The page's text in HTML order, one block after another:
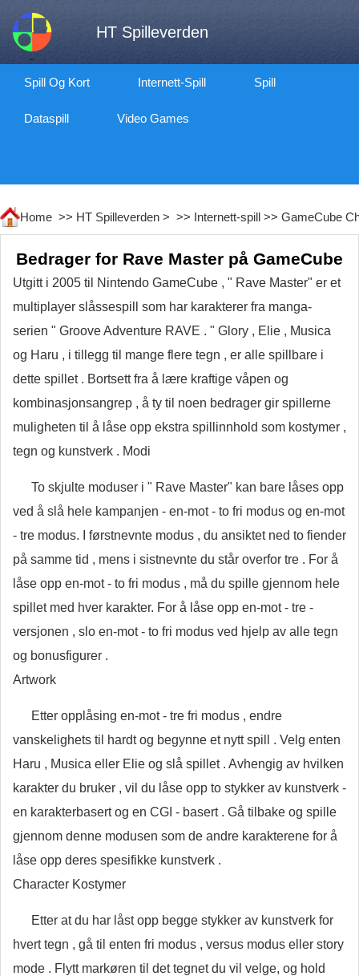
HT Spilleverden
Spill Og Kort Internett-Spill Spill
Dataspill Video Games
Home >> HT Spilleverden > >> Internett-spill >> GameCube
Bedrager for Rave Master på GameCube
Utgitt i 2005 til Nintendo GameCube , " Rave Master" er et
multiplayer slåssespill som har karakterer fra manga-
serien " Groove Adventure RAVE . " Glory , Elie , Musica
og Haru , i tillegg til mange flere tegn , er alle spillbare i
dette spillet . Bortsett fra å lære kraftige våpen og
kombinasjonsangrep , å ty til noen bedrager gir spillerne
muligheten til å låse opp ekstra spillinnhold som kostymer ,
tegn og kunstverk . Modi
To skjulte moduser i " Rave Master" kan bare låses opp
ved å slå hele kampanjen - en-mot - to fri modus og en-mot
- tre modus. I førstnevnte modus , du ansiktet ned to fiender
på samme tid , mens i sistnevnte du står overfor tre . For å
låse opp en-mot - to fri modus , må du spille gjennom hele
spillet med hver karakter. For å låse opp en-mot - tre -
versjonen , slo en-mot - to fri modus ved hjelp av alle tegn
og bonusfigurer .
Artwork
Etter opplåsing en-mot - tre fri modus , endre
vanskelighets til hardt og begynne et nytt spill . Velg enten
Haru , Musica eller Elie og slå spillet . Avhengig av hvilken
karakter du bruker , vil du låse opp to stykker av kunstverk -
en karakterbasert og en CGI - basert . Gå tilbake og spille
gjennom denne modusen som de andre karakterene for å
låse opp deres spesifikke kunstverk .
Character Kostymer
Etter at du har låst opp begge stykker av kunstverk for
hvert tegn , gå til enten fri modus , versus modus eller story
mode . Flytt markøren til det tegnet du vil velge, og hold